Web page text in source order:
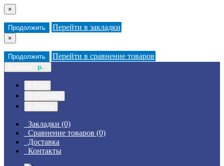
×
Продолжить Перейти в закладки
×
Продолжить Перейти в сравнение товаров
р.
Закладки (0)
Сравнение товаров (0)
Доставка
Контакты